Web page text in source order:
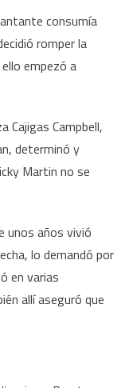
consumía
romper la
empezó a
Cajigas Campbell,
determinó y
Martin no se
unos años vivió
lo demandó por
en varias
allí aseguró que